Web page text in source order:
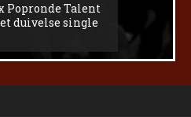
Popronde Talent
duivelse single